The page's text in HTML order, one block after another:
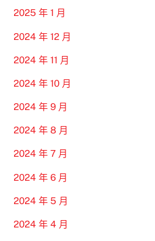
2025 年 1 月
2024 年 12 月
2024 年 11 月
2024 年 10 月
2024 年 9 月
2024 年 8 月
2024 年 7 月
2024 年 6 月
2024 年 5 月
2024 年 4 月